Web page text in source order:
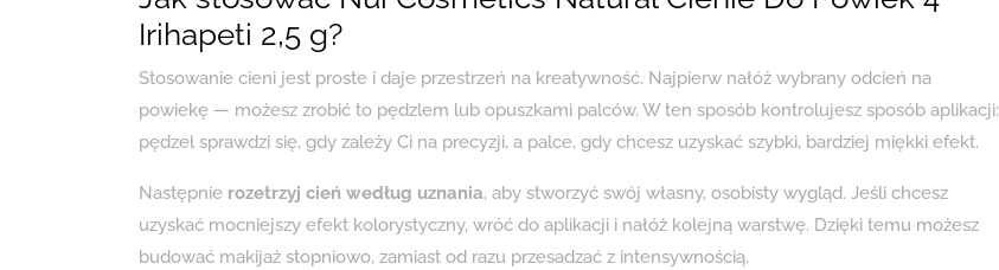
Irihapeti 2,5 g?
Stosowanie cieni jest proste i daje przestrzeń na kreatywność. Najpierw nałóż wybrany odcień na
powiekę — możesz zrobić to pędzlem lub opuszkami palców. W ten sposób kontrolujesz sposób aplikacji:
pędzel sprawdzi się, gdy zależy Ci na precyzji, a palce, gdy chcesz uzyskać szybki, bardziej miękki efekt.
Następnie rozetrzyj cień według uznania, aby stworzyć swój własny, osobisty wygląd. Jeśli chcesz
uzyskać mocniejszy efekt kolorystyczny, wróć do aplikacji i nałóż kolejną warstwę. Dzięki temu możesz
budować makijaż stopniowo, zamiast od razu przesadzać z intensywnością.